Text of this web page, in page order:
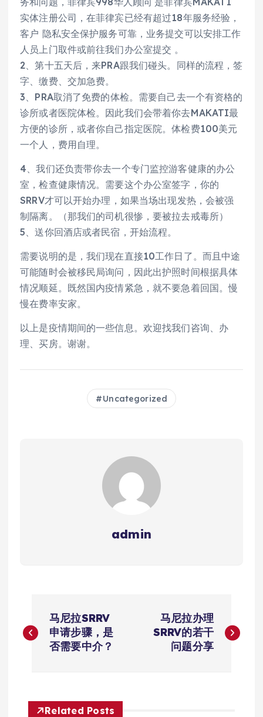
实体注册公司，在菲律宾已经有超过18年服务经验，
客户 隐私安全保护服务可靠，业务提交可以安排工作
人员上门取件或前往我们办公室提交 。
2、第十五天后，来PRA跟我们碰头。同样的流程，签
字、缴费、交加急费。
3、PRA取消了免费的体检。需要自己去一个有资格的
诊所或者医院体检。因此我们会带着你去MAKATI最
方便的诊所，或者你自己指定医院。体检费100美元
一个人，费用自理。
4、我们还负责带你去一个专门监控游客健康的办公
室，检查健康情况。需要这个办公室签字，你的
SRRV才可以开始办理，如果当场出现发热，会被强
制隔离。（那我们的司机很惨，要被拉去戒毒所）
5、送你回酒店或者民宿，开始流程。
需要说明的是，我们现在直接10工作日了。而且中途
可能随时会被移民局询问，因此出护照时间根据具体
情况顺延。既然国内疫情紧急，就不要急着回国。慢
慢在费率安家。
以上是疫情期间的一些信息。欢迎找我们咨询、办
理、买房。谢谢。
Uncategorized
admin
章
航
马尼拉SRRV
申请步骤，是
否需要中介？
马尼拉办理
SRRV的若干
问题分享
Related Posts